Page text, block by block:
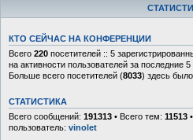
КТО СЕЙЧАС НА КОНФЕРЕНЦИИ
Всего 220 посетителей :: 5
на активности пользователей за последние
Больше всего посетителей (8033) здесь
СТАТИСТИКА
Всего сообщений: 191313 • Всего тем: 11513
пользователь: vinolet